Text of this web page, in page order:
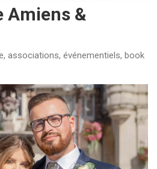
Amiens &
associations, événementiels, book